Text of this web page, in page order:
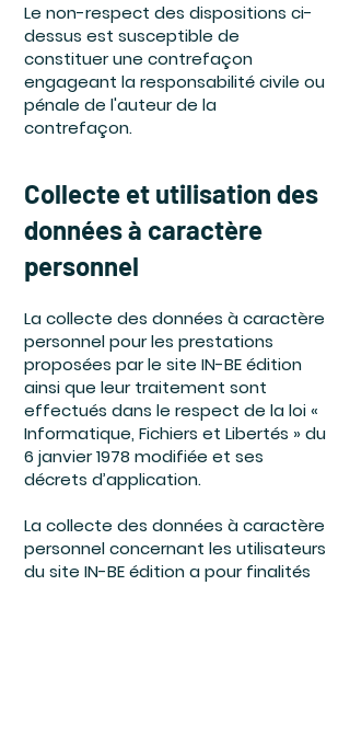
Le non-respect des dispositions ci-
dessus est susceptible de
constituer une contrefaçon
engageant la responsabilité civile ou
pénale de l'auteur de la
contrefaçon.
Collecte et utilisation des
données à caractère
personnel
La collecte des données à caractère
personnel pour les prestations
proposées par le site IN-BE édition
ainsi que leur traitement sont
effectués dans le respect de la loi «
Informatique, Fichiers et Libertés » du
6 janvier 1978 modifiée et ses
décrets d’application.
La collecte des données à caractère
personnel concernant les utilisateurs
du site IN-BE édition a pour finalités